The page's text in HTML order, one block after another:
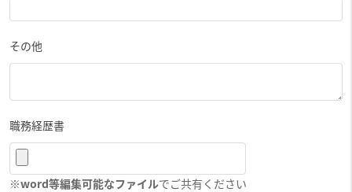
その他
職務経歴書
※word等編集可能なファイルでご共有ください